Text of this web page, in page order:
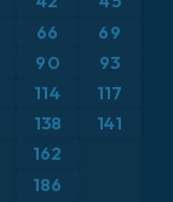
66
69
90 93
114
117
138
141
162
186